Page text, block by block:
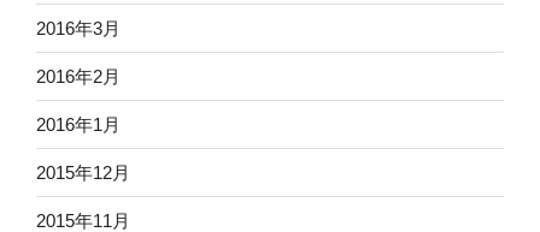
2016年3月
2016年2月
2016年1月
2015年12月
2015年11月